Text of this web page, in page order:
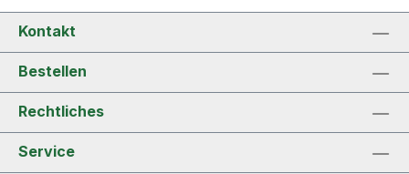
Kontakt
Bestellen
Rechtliches
Service